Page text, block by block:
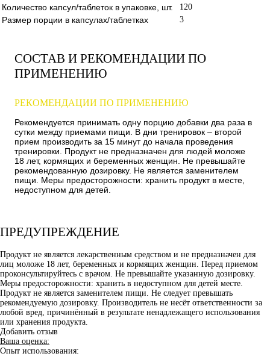
Количество капсул/таблеток в упаковке, шт. 120
Размер порции в капсулах/таблетках 3
СОСТАВ И РЕКОМЕНДАЦИИ ПО
ПРИМЕНЕНИЮ
РЕКОМЕНДАЦИИ ПО ПРИМЕНЕНИЮ
Рекомендуется принимать одну порцию добавки два раза в
сутки между приемами пищи. В дни тренировок – второй
прием производить за 15 минут до начала проведения
тренировки. Продукт не предназначен для людей моложе
18 лет, кормящих и беременных женщин. Не превышайте
рекомендованную дозировку. Не является заменителем
пищи. Меры предосторожности: хранить продукт в месте,
недоступном для детей.
ПРЕДУПРЕЖДЕНИЕ
Продукт не является лекарственным средством и не предназначен для
лиц моложе 18 лет, беременных и кормящих женщин. Перед приемом
проконсультируйтесь с врачом. Не превышайте указанную дозировку.
Меры предосторожности: хранить в недоступном для детей месте.
Продукт не является заменителем пищи. Не следует превышать
рекомендуемую дозировку. Производитель не несёт ответственности за
любой вред, причинённый в результате ненадлежащего использования
или хранения продукта.
Добавить отзыв
Ваша оценка:
Опыт использования: